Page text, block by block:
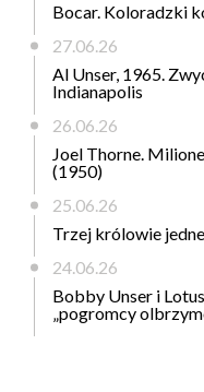
Bocar. Koloradzki
27.06.26
Al Unser, 1965.
Indianapolis
26.06.26
Joel Thorne.
(1950)
25.06.26
Trzej królowie
24.06.26
Bobby Unser i
„pogromcy